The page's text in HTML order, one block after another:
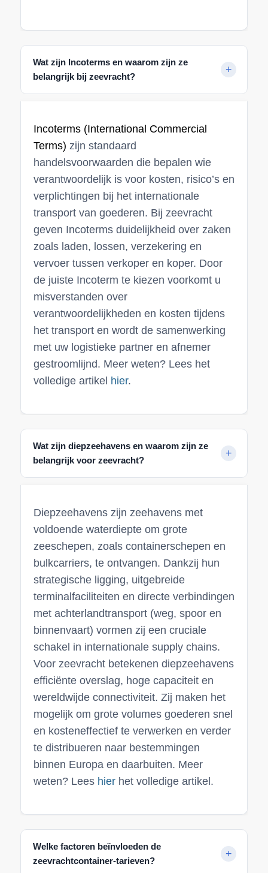
Wat zijn Incoterms en waarom zijn ze
belangrijk bij zeevracht?
Incoterms (International Commercial
Terms) zijn standaard
handelsvoorwaarden die bepalen wie
verantwoordelijk is voor kosten, risico’s en
verplichtingen bij het internationale
transport van goederen. Bij zeevracht
geven Incoterms duidelijkheid over zaken
zoals laden, lossen, verzekering en
vervoer tussen verkoper en koper. Door
de juiste Incoterm te kiezen voorkomt u
misverstanden over
verantwoordelijkheden en kosten tijdens
het transport en wordt de samenwerking
met uw logistieke partner en afnemer
gestroomlijnd. Meer weten? Lees het
volledige artikel hier.
Wat zijn diepzeehavens en waarom zijn ze
belangrijk voor zeevracht?
Diepzeehavens zijn zeehavens met
voldoende waterdiepte om grote
zeeschepen, zoals containerschepen en
bulkcarriers, te ontvangen. Dankzij hun
strategische ligging, uitgebreide
terminalfaciliteiten en directe verbindingen
met achterlandtransport (weg, spoor en
binnenvaart) vormen zij een cruciale
schakel in internationale supply chains.
Voor zeevracht betekenen diepzeehavens
efficiënte overslag, hoge capaciteit en
wereldwijde connectiviteit. Zij maken het
mogelijk om grote volumes goederen snel
en kosteneffectief te verwerken en verder
te distribueren naar bestemmingen
binnen Europa en daarbuiten. Meer
weten? Lees hier het volledige artikel.
Welke factoren beïnvloeden de
zeevrachtcontainer-tarieven?